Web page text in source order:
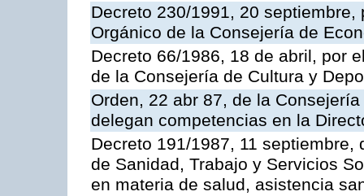
Decreto 230/1991, 20
Orgánico de la Consejería de
Decreto 66/1986, 18 de abril, por
de la Consejería de Cultura y
Orden, 22 abr 87, de la
delegan competencias en la
Decreto 191/1987, 11
de Sanidad, Trabajo y Servicios
en materia de salud, asistencia